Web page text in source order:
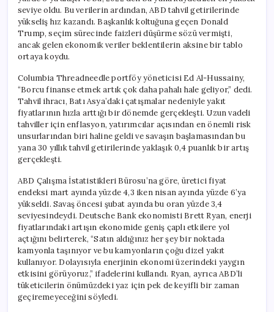
seviye oldu. Bu verilerin ardından, ABD tahvil getirilerinde
yükseliş hız kazandı. Başkanlık koltuğuna geçen Donald
Trump, seçim sürecinde faizleri düşürme sözü vermişti,
ancak gelen ekonomik veriler beklentilerin aksine bir tablo
ortaya koydu.
Columbia Threadneedle portföy yöneticisi Ed Al-Hussainy,
“Borcu finanse etmek artık çok daha pahalı hale geliyor,” dedi.
Tahvil ihracı, Batı Asya’daki çatışmalar nedeniyle yakıt
fiyatlarının hızla arttığı bir dönemde gerçekleşti. Uzun vadeli
tahviller için enflasyon, yatırımcılar açısından en önemli risk
unsurlarından biri haline geldi ve savaşın başlamasından bu
yana 30 yıllık tahvil getirilerinde yaklaşık 0,4 puanlık bir artış
gerçekleşti.
ABD Çalışma İstatistikleri Bürosu’na göre, üretici fiyat
endeksi mart ayında yüzde 4,3 iken nisan ayında yüzde 6’ya
yükseldi. Savaş öncesi şubat ayında bu oran yüzde 3,4
seviyesindeydi. Deutsche Bank ekonomisti Brett Ryan, enerji
fiyatlarındaki artışın ekonomide geniş çaplı etkilere yol
açtığını belirterek, “Satın aldığınız her şey bir noktada
kamyonla taşınıyor ve bu kamyonların çoğu dizel yakıt
kullanıyor. Dolayısıyla enerjinin ekonomi üzerindeki yaygın
etkisini görüyoruz,” ifadelerini kullandı. Ryan, ayrıca ABD’li
tüketicilerin önümüzdeki yaz için pek de keyifli bir zaman
geçiremeyeceğini söyledi.